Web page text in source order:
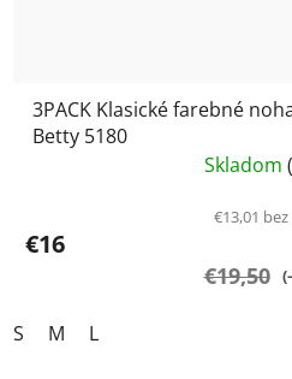
3PACK Klasické farebné
Betty 5180
Skladom
€13,01 bez
€16
€19,50
S M L